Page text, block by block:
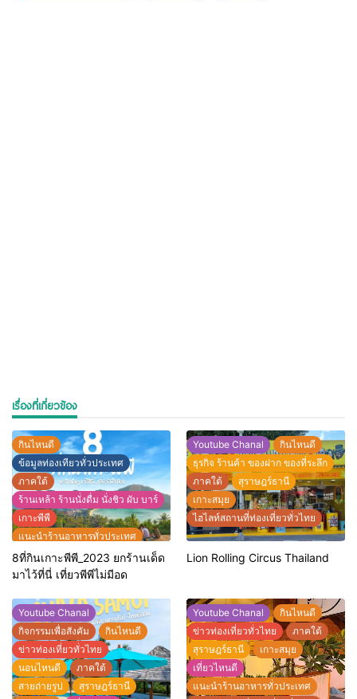
เรื่องที่เกี่ยวข้อง
กินไหนดี
ข้อมูลท่องเทียวทั่วประเทศ
ภาคใต้
ร้านเหล้า ร้านนั่งดื่ม นั่งชิว ผับ บาร์
เกาะพีพี
แนะนำร้านอาหารทั่วประเทศ
ไฮไลท์สถานที่ท่องเที่ยวทั่วไทย
8ที่กินเกาะพีพี_2023 ยกร้านเด็ด
มาไว้ที่นี่ เที่ยวพีพีไม่มีอด
Youtube Chanal
กินไหนดี
ธุรกิจ ร้านค้า ของฝาก ของที่ระลึก
ภาคใต้
สุราษฎร์ธานี
เกาะสมุย
ไฮไลท์สถานที่ท่องเที่ยวทั่วไทย
Lion Rolling Circus Thailand
Youtube Chanal
กิจกรรมเพื่อสังคัม
กินไหนดี
ข่าวท่องเที่ยวทั่วไทย
นอนไหนดี
ภาคใต้
สายถ่ายรูป
สุราษฎร์ธานี
Youtube Chanal
กินไหนดี
ข่าวท่องเที่ยวทั่วไทย
ภาคใต้
สุราษฎร์ธานี
เกาะสมุย
เที่ยวไหนดี
แนะนำร้านอาหารทั่วประเทศ